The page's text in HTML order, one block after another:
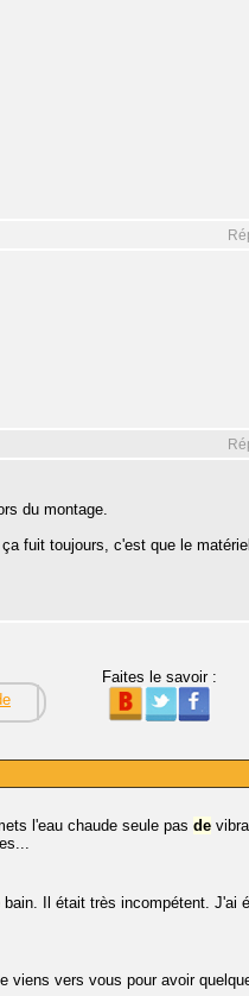
du montage.
fuit toujours, c'est que le
Faites le savoir :
l'eau chaude seule pas de
bain. Il était très incompétent. J'ai
viens vers vous pour avoir